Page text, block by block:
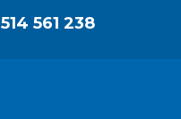
514 561 238